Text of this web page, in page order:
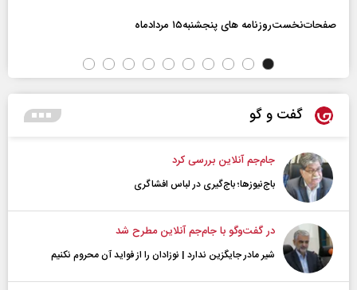
صفحات‌نخست‌روزنامه ها‌ی پنجشنبه‌۱۵ مردادماه
گفت و گو
جام‌جم آنلاین بررسی کرد
باج‌نیوزها؛ باج‌گیری در لباس افشاگری
در گفت‌و‌گو با جام‌جم آنلاین مطرح شد
شیر مادر جایگزین ندارد | نوزادان را از فواید آن محروم نکنیم